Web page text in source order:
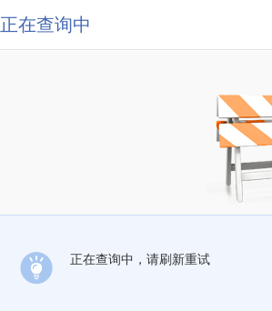
正在查询中
正在查询中，请刷新重试